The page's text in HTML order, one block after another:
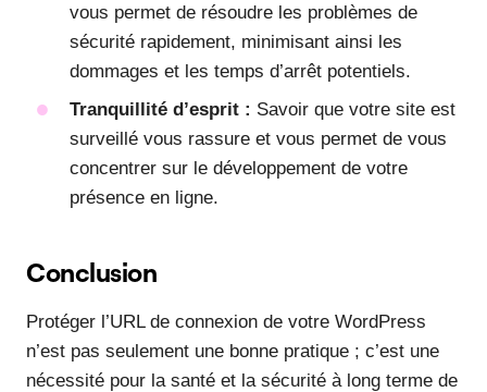
vous permet de résoudre les problèmes de
sécurité rapidement, minimisant ainsi les
dommages et les temps d’arrêt potentiels.
Tranquillité d’esprit : Savoir que votre site est
surveillé vous rassure et vous permet de vous
concentrer sur le développement de votre
présence en ligne.
Conclusion
Protéger l’URL de connexion de votre WordPress
n’est pas seulement une bonne pratique ; c’est une
nécessité pour la santé et la sécurité à long terme de